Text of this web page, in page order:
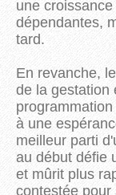
une
dépendantes,
tard.
En revanche,
de la gestation
à une
meilleur parti
au début défie
et mûrit plus
contestée pour